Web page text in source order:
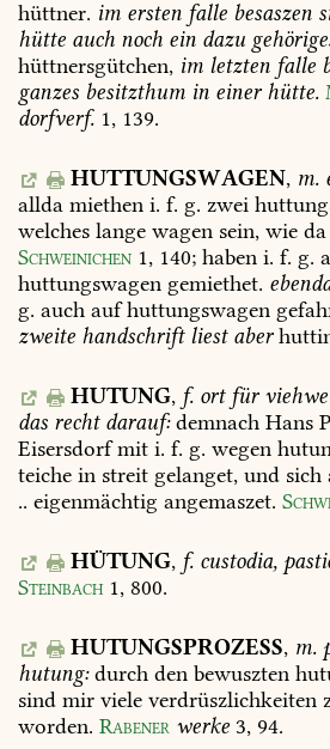
hüttner. im ersten falle besaszen
hütte auch noch ein dazu
hüttnersgütchen, im letzten falle
ganzes besitzthum in einerhütte.
dorfverf. 1, 139.
HUTTUNGSWAGEN, m.
allda miethen i. f. g. zwei
welches lange wagen sein, wie da
Schweinichen 1, 140; haben i. f. g.
huttungswagen gemiethet.
g. auch aufhuttungswagen
zweite handschriftliestaber
HUTUNG, f. ortfür
das rechtdarauf:demnach Hans
Eisersdorfmit i. f. g. wegen
teiche in streit gelanget, und sich
.. eigenmächtig angemaszet.
HÜTUNG, f. custodia,
Steinbach 1, 800.
HUTUNGSPROZESS, m.
hutung:durch den bewuszten
sind mir viele verdrüszlichkeiten
worden. Rabener werke 3, 94.